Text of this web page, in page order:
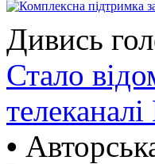
Дивись
Стало
•